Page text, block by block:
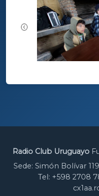
Radio Club Uruguayo
Sede: Simón Bolívar
Tel: +598 2708